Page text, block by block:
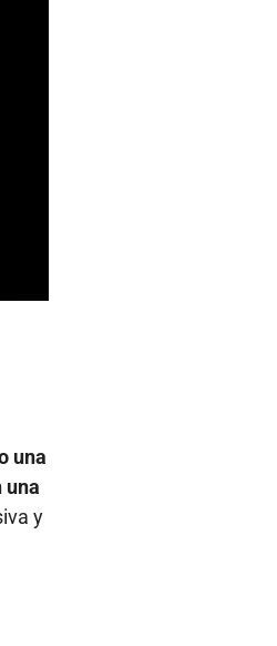
una
una
y